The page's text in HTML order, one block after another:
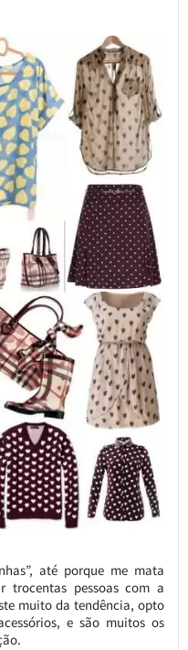
até porque me mata
trocentas pessoas com a
muito da tendência, opto
e são muitos os